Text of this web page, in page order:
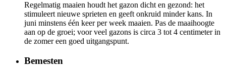
Regelmatig maaien houdt het gazon dicht en gezond: het
stimuleert nieuwe sprieten en geeft onkruid minder kans. In
juni minstens één keer per week maaien. Pas de maaihoogte
aan op de groei; voor veel gazons is circa 3 tot 4 centimeter in
de zomer een goed uitgangspunt.
Bemesten